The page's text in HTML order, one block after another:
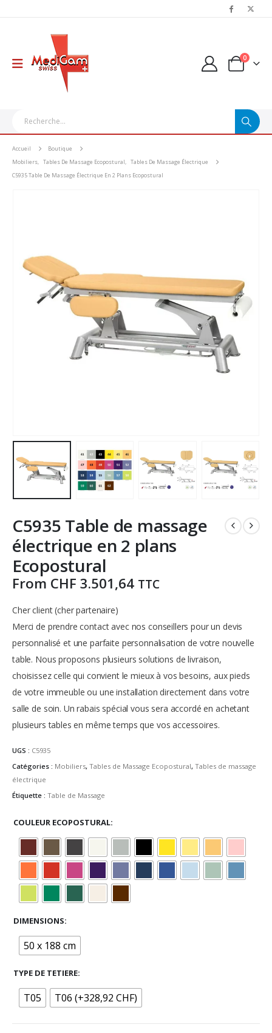
0
Accueil
Boutique
Mobiliers, Tables De Massage Ecopostural, Tables De Massage Électrique
C5935 Table De Massage Électrique En 2 Plans Ecopostural
C5935 Table de massage
électrique en 2 plans
Ecopostural
From CHF 3.501,64 TTC
Cher client (cher partenaire)
Merci de prendre contact avec nos conseillers pour un devis
personnalisé et une parfaite personnalisation de votre nouvelle
table. Nous proposons plusieurs solutions de livraison,
choisissez celle qui convient le mieux à vos besoins, aux pieds
de votre immeuble ou une installation directement dans votre
salle de soin. Un rabais spécial vous sera accordé en achetant
plusieurs tables en même temps que vos accessoires.
UGS : C5935
Catégories : Mobiliers, Tables de Massage Ecopostural, Tables de massage
électrique
Étiquette : Table de Massage
COULEUR ECOPOSTURAL
DIMENSIONS
50 x 188 cm
TYPE DE TETIERE
T05 T06 (+328,92 CHF)